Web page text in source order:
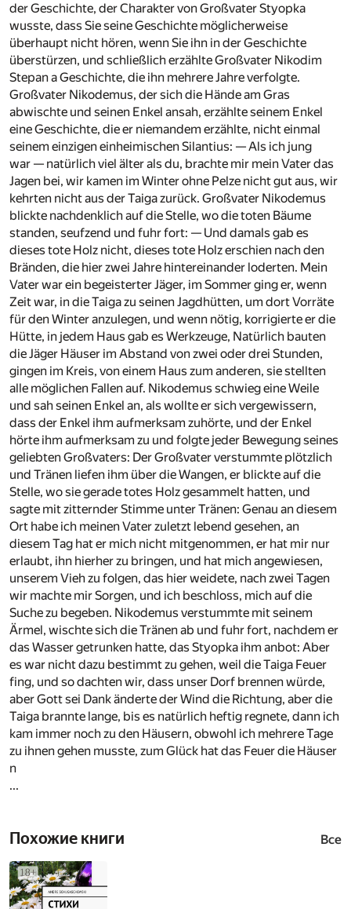
der Geschichte, der Charakter von Großvater Styopka
wusste, dass Sie seine Geschichte möglicherweise
überhaupt nicht hören, wenn Sie ihn in der Geschichte
überstürzen, und schließlich erzählte Großvater Nikodim
Stepan a Geschichte, die ihn mehrere Jahre verfolgte.
Großvater Nikodemus, der sich die Hände am Gras
abwischte und seinen Enkel ansah, erzählte seinem Enkel
eine Geschichte, die er niemandem erzählte, nicht einmal
seinem einzigen einheimischen Silantius: — Als ich jung
war — natürlich viel älter als du, brachte mir mein Vater das
Jagen bei, wir kamen im Winter ohne Pelze nicht gut aus, wir
kehrten nicht aus der Taiga zurück. Großvater Nikodemus
blickte nachdenklich auf die Stelle, wo die toten Bäume
standen, seufzend und fuhr fort: — Und damals gab es
dieses tote Holz nicht, dieses tote Holz erschien nach den
Bränden, die hier zwei Jahre hintereinander loderten. Mein
Vater war ein begeisterter Jäger, im Sommer ging er, wenn
Zeit war, in die Taiga zu seinen Jagdhütten, um dort Vorräte
für den Winter anzulegen, und wenn nötig, korrigierte er die
Hütte, in jedem Haus gab es Werkzeuge, Natürlich bauten
die Jäger Häuser im Abstand von zwei oder drei Stunden,
gingen im Kreis, von einem Haus zum anderen, sie stellten
alle möglichen Fallen auf. Nikodemus schwieg eine Weile
und sah seinen Enkel an, als wollte er sich vergewissern,
dass der Enkel ihm aufmerksam zuhörte, und der Enkel
hörte ihm aufmerksam zu und folgte jeder Bewegung seines
geliebten Großvaters: Der Großvater verstummte plötzlich
und Tränen liefen ihm über die Wangen, er blickte auf die
Stelle, wo sie gerade totes Holz gesammelt hatten, und
sagte mit zitternder Stimme unter Tränen: Genau an diesem
Ort habe ich meinen Vater zuletzt lebend gesehen, an
diesem Tag hat er mich nicht mitgenommen, er hat mir nur
erlaubt, ihn hierher zu bringen, und hat mich angewiesen,
unserem Vieh zu folgen, das hier weidete, nach zwei Tagen
wir machte mir Sorgen, und ich beschloss, mich auf die
Suche zu begeben. Nikodemus verstummte mit seinem
Ärmel, wischte sich die Tränen ab und fuhr fort, nachdem er
das Wasser getrunken hatte, das Styopka ihm anbot: Aber
es war nicht dazu bestimmt zu gehen, weil die Taiga Feuer
fing, und so dachten wir, dass unser Dorf brennen würde,
aber Gott sei Dank änderte der Wind die Richtung, aber die
Taiga brannte lange, bis es natürlich heftig regnete, dann ich
kam immer noch zu den Häusern, obwohl ich mehrere Tage
zu ihnen gehen musste, zum Glück hat das Feuer die Häuser
n
...
Похожие книги Все